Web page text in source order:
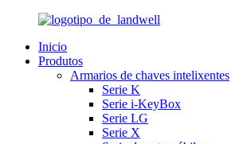
Inicio
Produtos
Armarios de chaves intelixentes
Serie K
Serie i-KeyBox
Serie LG
Serie X